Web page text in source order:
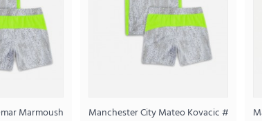
2025-26 Kurzarm (+ Kurze Hosen)
Marmoush #7 Ausweichtrikot für Kinder 2025-26 Kurzarm
Manchester City Mateo Kovacic #8